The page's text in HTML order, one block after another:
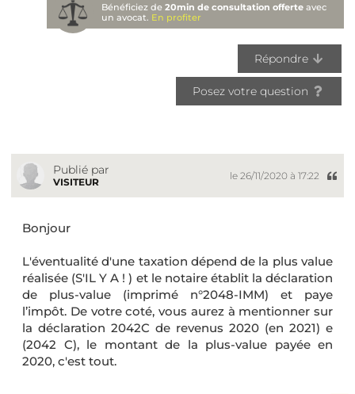
Bénéficiez de20min de consultation offerte avec
un avocat. En profiter
Répondre
Posez votre question
Publié par
VISITEUR
le 26/11/2020 à 17:22
Bonjour
L'éventualité d'une taxation dépend de la plus value
réalisée (S'IL Y A ! ) et le notaire établit la déclaration
de plus-value (imprimé n°2048-IMM) et paye
l’impôt. De votre coté, vous aurez à mentionner sur
la déclaration 2042C de revenus 2020 (en 2021) e
(2042 C), le montant de la plus-value payée en
2020, c'est tout.